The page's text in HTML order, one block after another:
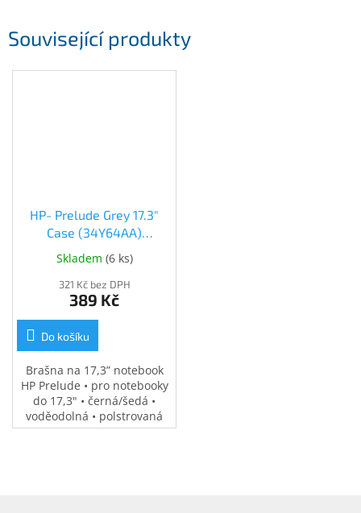
Kamerové
Související produkty
HP- Prelude Grey 17.3"
Case (34Y64AA)
(34Y64AA)
Skladem (6 ks)
321 Kč bez DPH
389 Kč
Do košíku
Brašna na 17,3” notebook
HP Prelude • pro notebooky
do 17,3" • černá/šedá •
voděodolná • polstrovaná
přihrádka na notebook •